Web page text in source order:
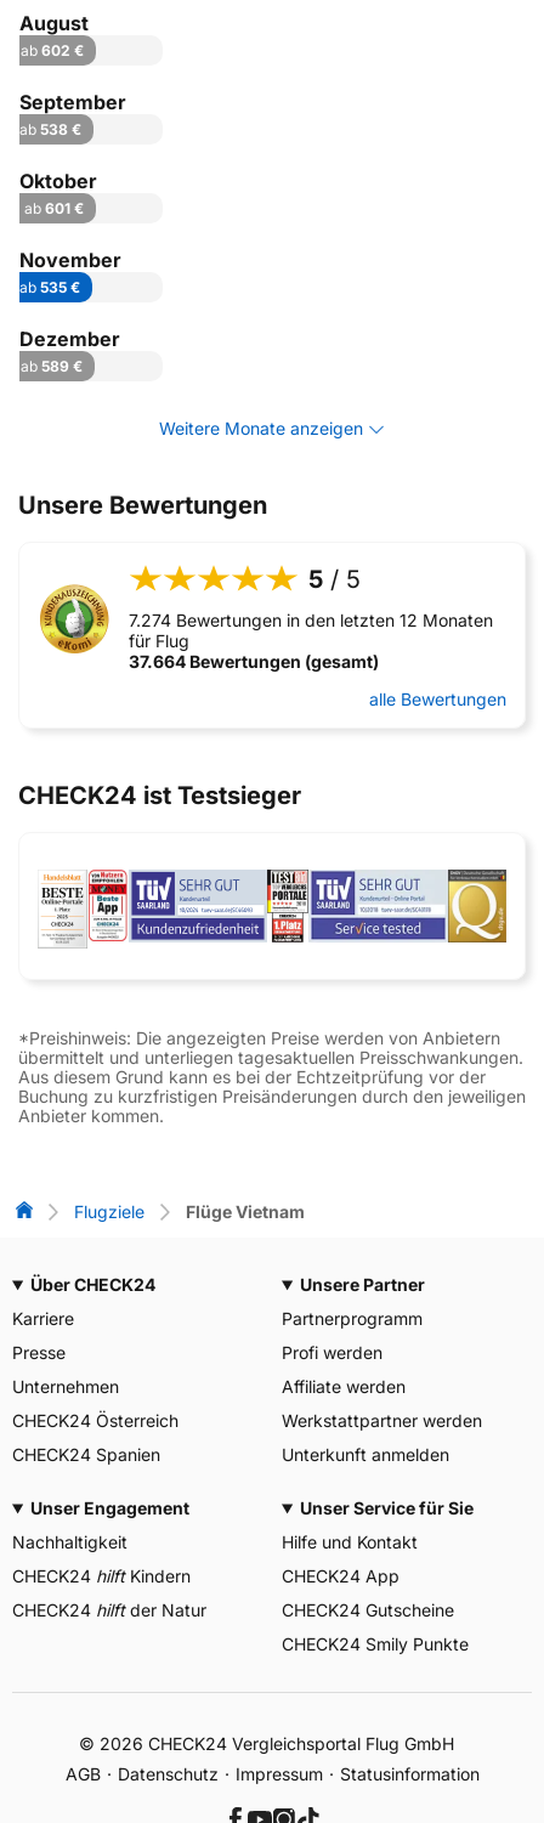
August
ab602 €
September
ab 538 €
Oktober
ab601 €
November
ab 535 €
Dezember
ab 589 €
Weitere Monate anzeigen
Unsere Bewertungen
5 / 5
7.274 Bewertungen in den letzten 12 Monaten
für Flug
37.664 Bewertungen (gesamt)
alle Bewertungen
CHECK24 ist Testsieger
*Preishinweis: Die angezeigten Preise werden von Anbietern
übermittelt und unterliegen tagesaktuellen Preisschwankungen.
Aus diesem Grund kann es bei der Echtzeitprüfung vor der
Buchung zu kurzfristigen Preisänderungen durch den jeweiligen
Anbieter kommen.
Flug-Vergleich
Flugziele Flüge Vietnam
Über CHECK24
Karriere
Presse
Unternehmen
CHECK24 Österreich
CHECK24 Spanien
Unsere Partner
Partnerprogramm
Profi werden
Affiliate werden
Werkstattpartner werden
Unterkunft anmelden
Unser Engagement
Nachhaltigkeit
CHECK24 hilftKindern
CHECK24 hilftder Natur
Unser Service für Sie
Hilfe und Kontakt
CHECK24 App
CHECK24 Gutscheine
CHECK24 Smily Punkte
© 2026 CHECK24 Vergleichsportal Flug GmbH
AGB
Datenschutz Impressum Statusinformation